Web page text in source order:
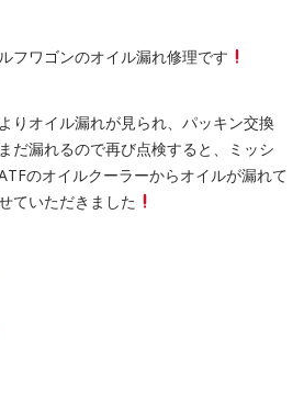
フワゴンのオイル漏れ修理です
りオイル漏れが見られ、パッキン交換
だ漏れるので再び点検すると、ミッシ
のオイルクーラーからオイルが漏れて
ていただきました